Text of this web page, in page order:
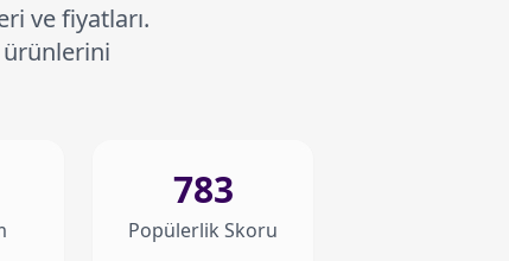
ve fiyatları.
ürünlerini
783
Popülerlik Skoru